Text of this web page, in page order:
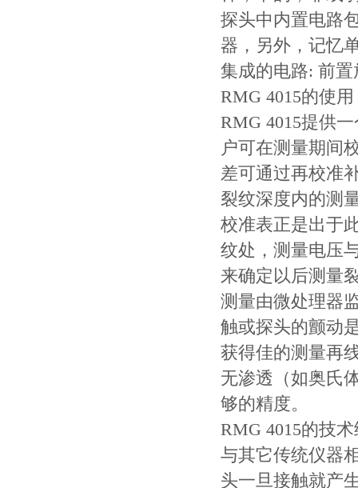
探头中内置电路
器，另外，记忆
集成的电路: 前
RMG 4015的使用
RMG 4015提供
户可在测量期间
差可通过再校准
裂纹深度内的测
校准表正是出于
纹处，测量电压
来确定以后测量
测量由微处理器
触或探头的颤动
获得佳的测量再
无渗透（如奥氏
够的精度。
RMG 4015的技
与其它传统仪器
头一旦接触就产